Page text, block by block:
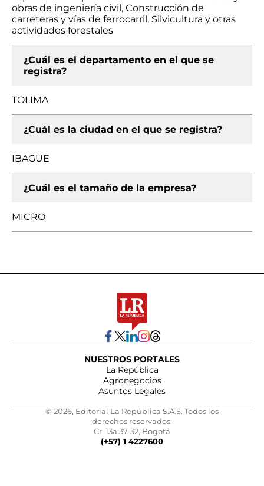
obras de ingeniería civil, Construcción de
carreteras y vías de ferrocarril, Silvicultura y otras
actividades forestales
¿Cuál es el departamento en el que se
registra?
TOLIMA
¿Cuál es la ciudad en el que se registra?
IBAGUE
¿Cuál es el tamaño de la empresa?
MICRO
NUESTROS PORTALES
La República
Agronegocios
Asuntos Legales
© 2026, Editorial La República S.A.S. Todos los
derechos reservados.
Cr. 13a 37-32, Bogotá
(+57) 1 4227600